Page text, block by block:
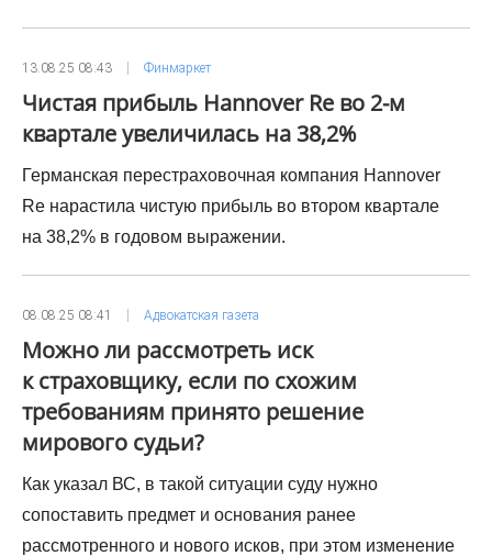
13.08.25 08:43 Финмаркет
Чистая прибыль Hannover Re во 2-м
квартале увеличилась на 38,2%
Германская перестраховочная компания Hannover
Re нарастила чистую прибыль во втором квартале
на 38,2% в годовом выражении.
08.08.25 08:41 Адвокатская газета
Можно ли рассмотреть иск
к страховщику, если по схожим
требованиям принято решение
мирового судьи?
Как указал ВС, в такой ситуации суду нужно
сопоставить предмет и основания ранее
рассмотренного и нового исков, при этом изменение